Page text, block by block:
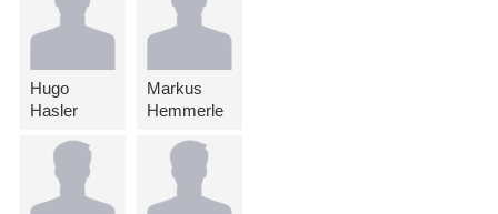
Hugo
Hasler
Markus
Hemmerle